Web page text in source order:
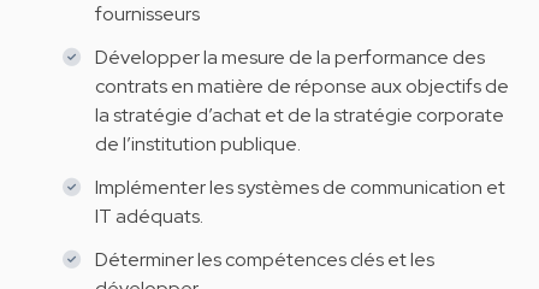
fournisseurs
Développer la mesure de la performance des
contrats en matière de réponse aux objectifs de
la stratégie d’achat et de la stratégie corporate
de l’institution publique.
Implémenter les systèmes de communication et
IT adéquats.
Déterminer les compétences clés et les